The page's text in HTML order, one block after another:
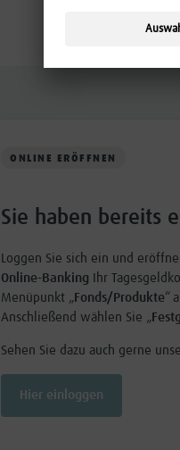
ONLINE ERÖFFNEN
Sie haben bereits
Loggen Sie sich ein und
Online-Banking Ihr
Menüpunkt „ Fonds/Produkte“
Anschließend wählen Sie „
Sehen Sie dazu auch gerne
Hier einloggen